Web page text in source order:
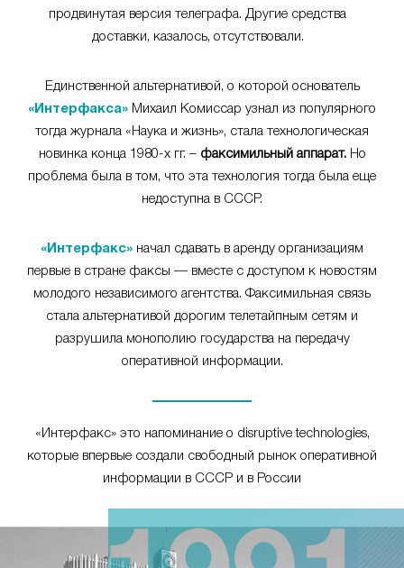
продвинутая версия телеграфа. Другие средства
доставки, казалось, отсутствовали.
Единственной альтернативой, о которой основатель
«Интерфакса» Михаил Комиссар узнал из популярного
тогда журнала «Наука и жизнь», стала технологическая
новинка конца 1980-х гг. – факсимильный аппарат.Но
проблема была в том, что эта технология тогда была еще
недоступна в СССР.
«Интерфакс» начал сдавать в аренду организациям
первые в стране факсы — вместе с доступом к новостям
молодого независимого агентства. Факсимильная связь
стала альтернативой дорогим телетайпным сетям и
разрушила монополию государства на передачу
оперативной информации.
«Интерфакс» это напоминание о disruptive technologies,
которые впервые создали свободный рынок оперативной
информации в СССР и в России